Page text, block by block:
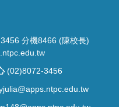
分機8466 (陳校長)
(02)8072-3456